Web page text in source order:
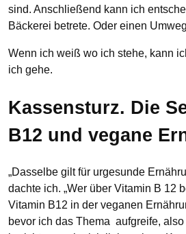
sind. Anschließend kann ich
Bäckerei betrete. Oder einen
Wenn ich weiß wo ich stehe, kann
ich gehe.
Kassensturz. Die
B12 und vegane
„Dasselbe gilt für urgesunde
dachte ich. „Wer über Vitamin B 12
Vitamin B12 in der veganen
bevor ich das Thema aufgreife,